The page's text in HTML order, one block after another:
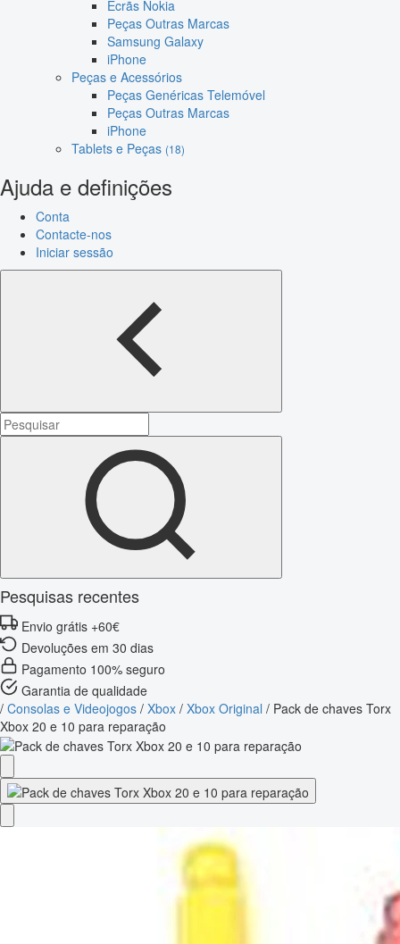
Ecrãs Nokia
Peças Outras Marcas
Samsung Galaxy
iPhone
Peças e Acessórios
Peças Genéricas Telemóvel
Peças Outras Marcas
iPhone
Tablets e Peças (18)
Ajuda e definições
Conta
Contacte-nos
Iniciar sessão
Pesquisas recentes
Envio grátis +60€
Devoluções em 30 dias
Pagamento 100% seguro
Garantia de qualidade
/ Consolas e Videojogos / Xbox / Xbox Original / Pack de chaves Torx
Xbox 20 e 10 para reparação